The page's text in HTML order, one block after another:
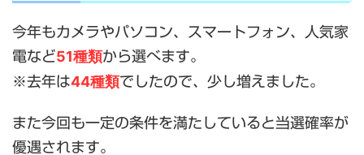
今年もカメラやパソコン、スマートフォン、人気家
電など51種類から選べます。
※去年は44種類でしたので、少し増えました。
また今回も一定の条件を満たしていると当選確率が
優遇されます。